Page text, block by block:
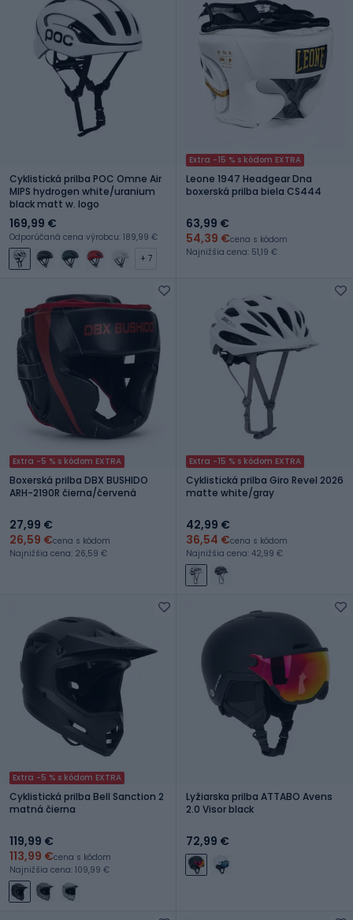
Cyklistická prilba POC Omne Air
MIPS hydrogen white/uranium
black matt w. logo
169,99 €
Odporúčaná cena výrobcu: 189,99 €
+ 7
Extra -15 % s kódom EXTRA
Leone 1947 Headgear Dna
boxerská prilba biela CS444
63,99 €
54,39 €cena s kódom
Najnižšia cena: 51,19 €
Extra -5 % s kódom EXTRA
Boxerská prilba DBX BUSHIDO
ARH-2190R čierna/červená
27,99 €
26,59 €cena s kódom
Najnižšia cena: 26,59 €
Extra -15 % s kódom EXTRA
Cyklistická prilba Giro Revel 2026
matte white/gray
42,99 €
36,54 €cena s kódom
Najnižšia cena: 42,99 €
Extra -5 % s kódom EXTRA
Cyklistická prilba Bell Sanction 2
matná čierna
119,99 €
113,99 €cena s kódom
Najnižšia cena: 109,99 €
Lyžiarska prilba ATTABO Avens
2.0 Visor black
72,99 €